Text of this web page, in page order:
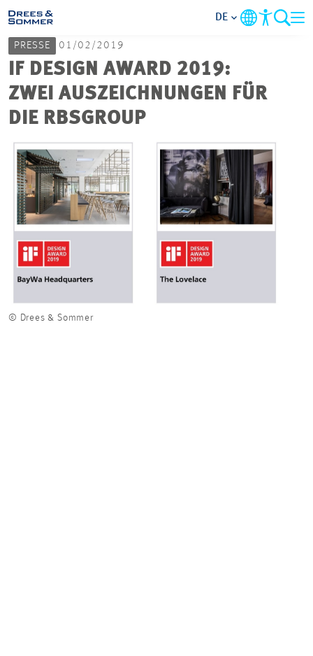
MARKETS
SERVICES
UNTERNEHMEN
IM FOKUS
KARRIERE
PROJEKTE
DE
PRESSE 01/02/2019
IF DESIGN AWARD 2019:
ZWEI AUSZEICHNUNGEN FÜR
DIE RBSGROUP
© Drees & Sommer